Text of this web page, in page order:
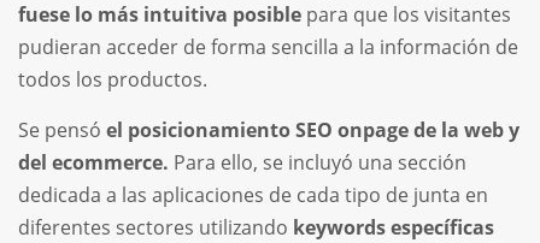
fuese lo más intuitiva posible para que los visitantes
pudieran acceder de forma sencilla a la información de
todos los productos.
Se pensó el posicionamiento SEO onpage de la web y
del ecommerce. Para ello, se incluyó una sección
dedicada a las aplicaciones de cada tipo de junta en
diferentes sectores utilizando keywords específicas